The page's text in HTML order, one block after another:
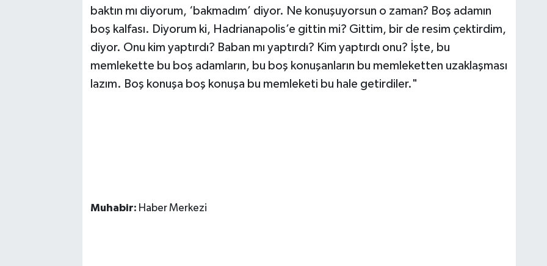
baktın mı diyorum, ‘bakmadım’ diyor. Ne konuşuyorsun o zaman? Boş adamın
boş kalfası. Diyorum ki, Hadrianapolis’e gittin mi? Gittim, bir de resim çektirdim,
diyor. Onu kim yaptırdı? Baban mı yaptırdı? Kim yaptırdı onu? İşte, bu
memlekette bu boş adamların, bu boş konuşanların bu memleketten uzaklaşması
lazım. Boş konuşa boş konuşa bu memleketi bu hale getirdiler."
Muhabir: Haber Merkezi